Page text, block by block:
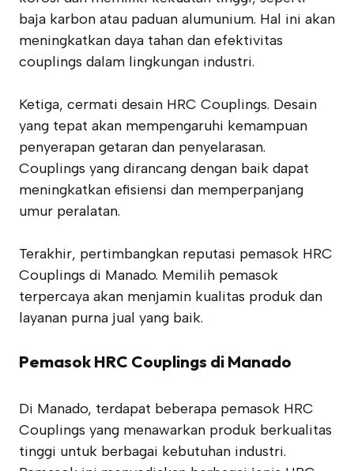
baja karbon atau paduan alumunium. Hal ini akan
meningkatkan daya tahan dan efektivitas
couplings dalam lingkungan industri.
Ketiga, cermati desain HRC Couplings. Desain
yang tepat akan mempengaruhi kemampuan
penyerapan getaran dan penyelarasan.
Couplings yang dirancang dengan baik dapat
meningkatkan efisiensi dan memperpanjang
umur peralatan.
Terakhir, pertimbangkan reputasi pemasok HRC
Couplings di Manado. Memilih pemasok
terpercaya akan menjamin kualitas produk dan
layanan purna jual yang baik.
Pemasok HRC Couplings di Manado
Di Manado, terdapat beberapa pemasok HRC
Couplings yang menawarkan produk berkualitas
tinggi untuk berbagai kebutuhan industri.